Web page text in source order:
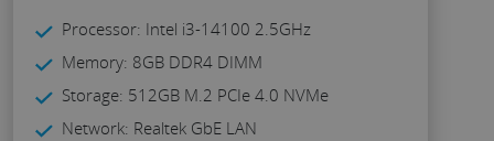
Processor: Intel i3-14100 2.5GHz
Memory: 8GB DDR4 DIMM
Storage: 512GB M.2 PCIe 4.0 NVMe
Network: Realtek GbE LAN